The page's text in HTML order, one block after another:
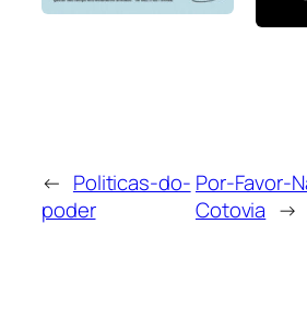
← Politicas-do-
poder
Por-Favor-
Cotovia →